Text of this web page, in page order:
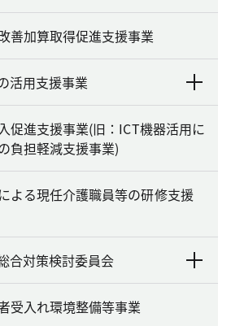
善加算取得促進支援事業
活用支援事業
促進支援事業(旧：ICT機器活用に
負担軽減支援事業)
よる現任介護職員等の研修支援
合対策検討委員会
受入れ環境整備等事業